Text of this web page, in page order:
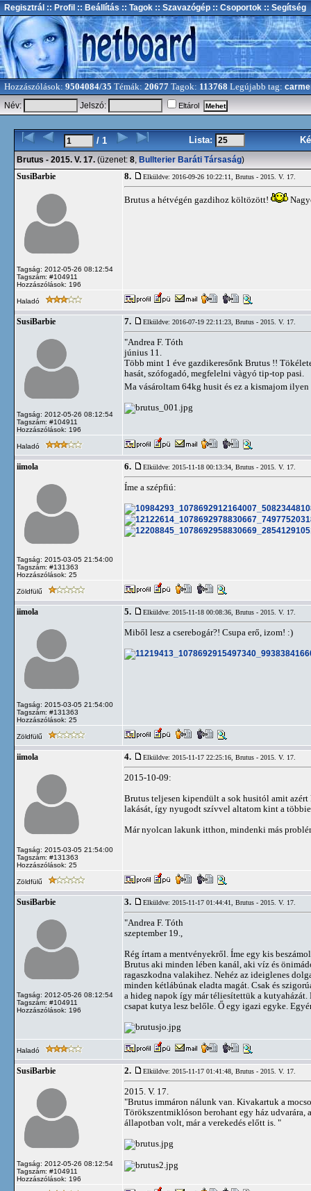
Regisztrál :: Profil :: Beállítás :: Tagok :: Szavazógép :: Csoportok :: Segítség
Hozzászólások: 9504084/35 Témák: 20677 Tagok: 113768 Legújabb tag:
Név:
Jelszó: Eltárol
/ 1 Lista:
Brutus - 2015. V. 17. (üzenet: 8, Bullterier Baráti Társaság)
SusiBarbie
Tagság: 2012-05-26 08:12:54
Tagszám: #104911
Hozzászólások: 196
8. Elküldve: 2016-09-26 10:22:11, Brutus - 2015. V. 17.
Brutus a hétvégén gazdihoz költözött!
Haladó
SusiBarbie
Tagság: 2012-05-26 08:12:54
Tagszám: #104911
Hozzászólások: 196
7. Elküldve: 2016-07-19 22:11:23, Brutus - 2015. V. 17.
"Andrea F. Tóth
június 11.
Több mint 1 éve gazdikeresőnk Brutus !!
hasát, szófogadó, megfelelni vàgyó tip-top pasi.
Ma vásároltam 64kg husit és ez a kismajom
Haladó
iimola
Tagság: 2015-03-05 21:54:00
Tagszám: #131363
Hozzászólások: 25
6. Elküldve: 2015-11-18 00:13:34, Brutus - 2015. V. 17.
Íme a szépfiú:
Zöldfülű
iimola
Tagság: 2015-03-05 21:54:00
Tagszám: #131363
Hozzászólások: 25
5. Elküldve: 2015-11-18 00:08:36, Brutus - 2015. V. 17.
Miből lesz a cserebogár?! Csupa erő, izom! :)
Zöldfülű
iimola
Tagság: 2015-03-05 21:54:00
Tagszám: #131363
Hozzászólások: 25
4. Elküldve: 2015-11-17 22:25:16, Brutus - 2015. V. 17.
2015-10-09:
Brutus teljesen kipendült a sok husitól amit
lakását, így nyugodt szívvel altatom kint a
Már nyolcan lakunk itthon, mindenki más
Zöldfülű
SusiBarbie
Tagság: 2012-05-26 08:12:54
Tagszám: #104911
Hozzászólások: 196
3. Elküldve: 2015-11-17 01:44:41, Brutus - 2015. V. 17.
"Andrea F. Tóth
szeptember 19.,
Rég írtam a mentvényekről. Íme egy kis
Brutus aki minden lében kanál, aki víz és
ragaszkodna valakihez. Nehéz az ideiglenes
minden kétlábúnak eladta magát. Csak és
a hideg napok így már téliesítettük a
csapat kutya lesz belőle. Ő egy igazi egyke.
Haladó
SusiBarbie
Tagság: 2012-05-26 08:12:54
Tagszám: #104911
Hozzászólások: 196
2. Elküldve: 2015-11-17 01:41:48, Brutus - 2015. V. 17.
2015. V. 17.
"Brutus immáron nálunk van. Kivakartuk a
Törökszentmiklóson berohant egy ház
állapotban volt, már a verekedés előtt is. "